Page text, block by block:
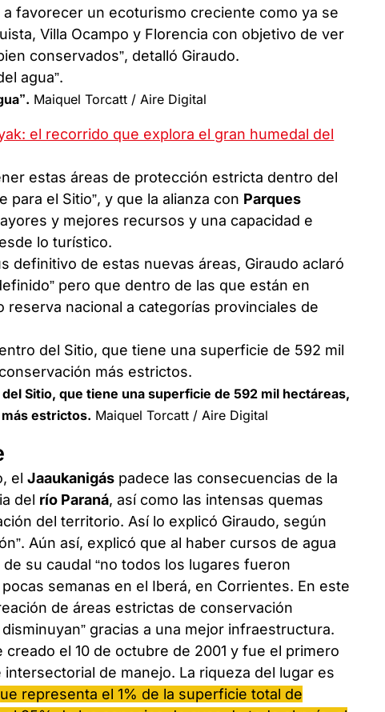
favorecer un ecoturismo creciente como ya se
Villa Ocampo y Florencia con objetivo de ver
conservados”, detalló Giraudo.
Maiquel Torcatt / Aire Digital
el recorrido que explora el gran humedal del
estas áreas de protección estricta dentro del
para el Sitio”, y que la alianza con Parques
y mejores recursos y una capacidad e
lo turístico.
definitivo de estas nuevas áreas, Giraudo aclaró
pero que dentro de las que están en
nacional a categorías provinciales de
Sitio, que tiene una superficie de 592 mil hectáreas,
estrictos. Maiquel Torcatt / Aire Digital
elJaaukanigás padece las consecuencias de la
del río Paraná, así como las intensas quemas
del territorio. Así lo explicó Giraudo, según
Aún así, explicó que al haber cursos de agua
su caudal “no todos los lugares fueron
semanas en el Iberá, en Corrientes. En este
de áreas estrictas de conservación
gracias a una mejor infraestructura.
creado el 10 de octubre de 2001 y fue el primero
de manejo. La riqueza del lugar es
representa el 1% de la superficie total de